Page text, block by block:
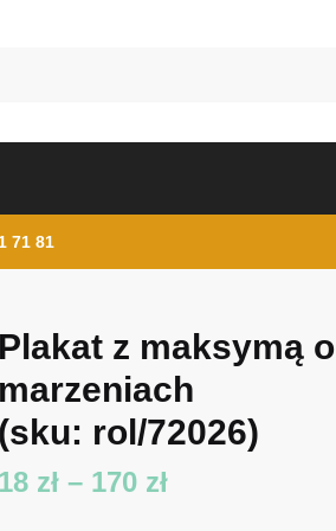
71 81
Plakat z maksymą o
marzeniach
(sku: rol/72026)
18 zł – 170 złZakres